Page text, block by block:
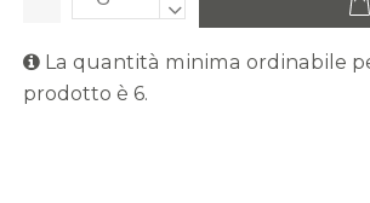
La quantità minima ordinabile
prodotto è 6.